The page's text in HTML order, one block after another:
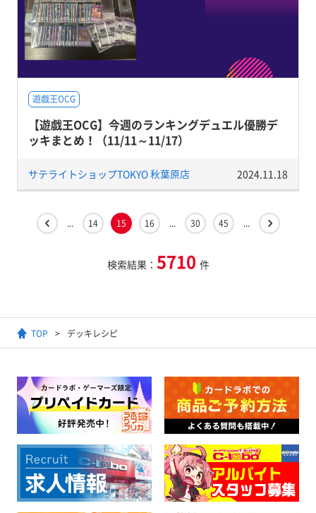
遊戯王OCG
【遊戯王OCG】今週のランキングデュエル優勝デ
ッキまとめ！（11/11～11/17）
サテライトショップTOKYO 秋葉原店 2024.11.18
... 14 15 16 ... 30 45 ...
検索結果： 5710 件
TOP デッキレシピ